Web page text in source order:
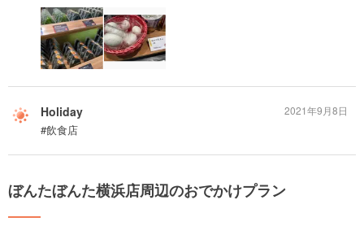
Holiday
#飲食店
2021年9月8日
ぼんたぼんた横浜店周辺のおでかけプラン